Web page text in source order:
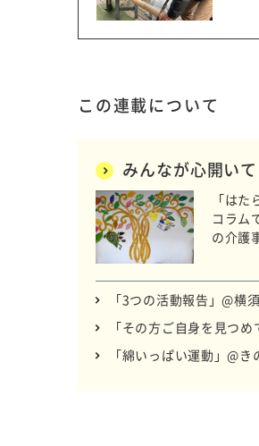
この連載について
みんなが心開い
「は
コラム
の介護
「3つの活動報告」@横
「その方ご自身を見つ
「綿いっぱい運動」@